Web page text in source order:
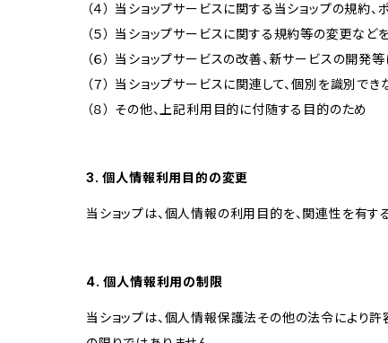
（４） 当ショップサービスに関する当ショップの規約
（５） 当ショップサービスに関する規約等の変更など
（６） 当ショップサービスの改善、新サービスの開発
（７） 当ショップサービスに関連して、個別を識別
（８） その他、上記利用目的に付随する目的のため
3. 個人情報利用目的の変更
当ショップは、個人情報の利用目的を、関連性を有
4. 個人情報利用の制限
当ショップは、個人情報保護法その他の法令により